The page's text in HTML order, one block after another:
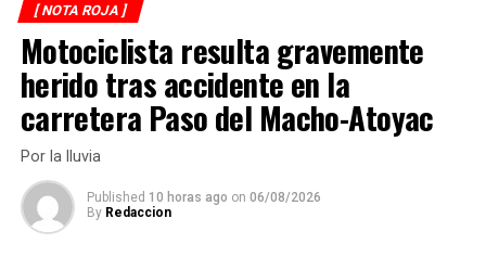
[ NOTA ROJA ]
Motociclista resulta gravemente
herido tras accidente en la
carretera Paso del Macho-Atoyac
Por la lluvia
Published 10 horas ago on 06/08/2026
By Redaccion